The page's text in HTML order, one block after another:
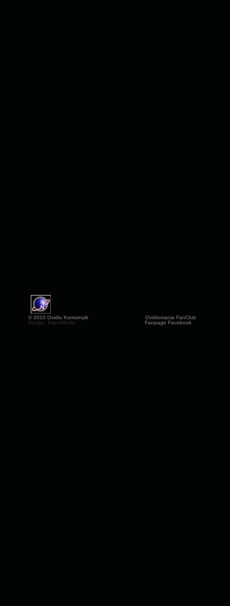
© 2010 Ovidiu Komornyik Ovidiomania FanClub
Design: ImproMedia
Fanpage Facebook